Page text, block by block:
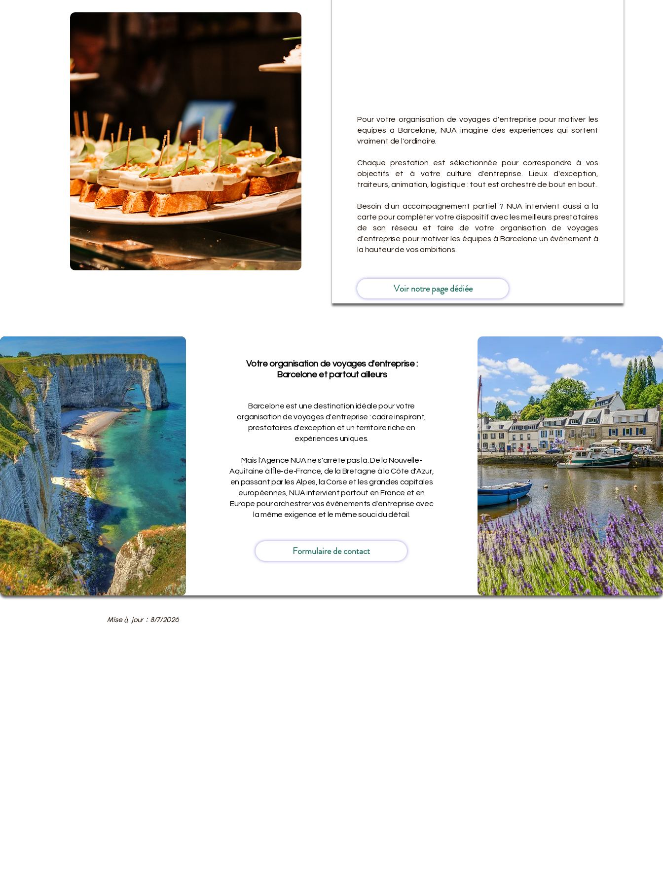
DES
DES
Pour votre organisation de voyages d'entreprise pour motiver les
équipes à Barcelone, NUA imagine des expériences qui sortent
vraiment de l'ordinaire.
Chaque prestation est sélectionnée pour correspondre à vos
objectifs et à votre culture d'entreprise. Lieux d'exception,
traiteurs, animation, logistique : tout est orchestré de bout en bout.
Besoin d'un accompagnement partiel ? NUA intervient aussi à la
carte pour compléter votre dispositif avec les meilleurs prestataires
de son réseau et faire de votre organisation de voyages
d'entreprise pour motiver les équipes à Barcelone un événement à
la hauteur de vos ambitions.
Voir notre page dédiée
Votre organisation de voyages d'entreprise :
Barcelone et partout ailleurs
Barcelone est une destination idéale pour votre
organisation de voyages d'entreprise : cadre inspirant,
prestataires d'exception et un territoire riche en
expériences uniques.
Mais l'Agence NUA ne s'arrête pas là. De la Nouvelle-
Aquitaine à l'Île-de-France, de la Bretagne à la Côte d'Azur,
en passant par les Alpes, la Corse et les grandes capitales
européennes, NUA intervient partout en France et en
Europe pour orchestrer vos événements d'entreprise avec
la même exigence et le même souci du détail.
Formulaire de contact
Mise à jour : 8/7/2026